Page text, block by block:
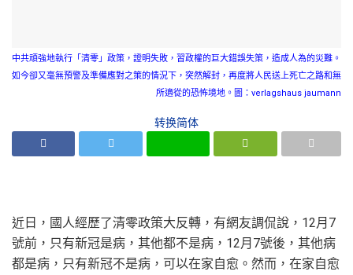
中共頑強地執行「清零」政策，證明失敗，習政權的巨大錯誤失策，造成人為的災難。
如今卻又毫無預警及準備應對之策的情況下，突然解封，再度將人民送上死亡之路和無
所適從的恐怖境地。圖：verlagshaus jaumann
转换简体
近日，國人經歷了清零政策大反轉，有網友調侃說，12月7
號前，只有新冠是病，其他都不是病，12月7號後，其他病
都是病，只有新冠不是病，可以在家自愈。然而，在家自愈